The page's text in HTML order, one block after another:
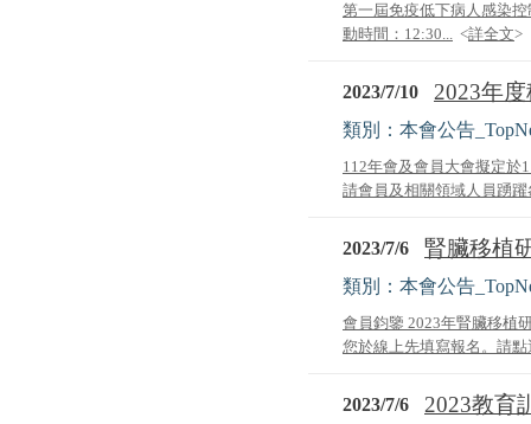
第一屆免疫低下病人感染控
動時間：12:30... <詳全文>
2023/7/10 2023年
類別：本會公告
112年會及會員大會擬定於
請會員及相關領域人員踴
2023/7/6 腎臟移植
類別：本會公告
會員鈞鑒 2023年腎臟移植
您於線上先填寫報名。請
2023/7/6 2023教育